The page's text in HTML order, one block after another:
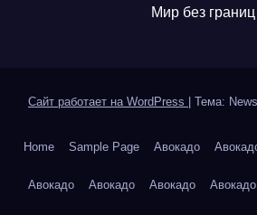
Мир без границ
Сайт работает на WordPress Тема:
Home Sample Page Авокадо
Авокадо Авокадо Авокадо Авокадо